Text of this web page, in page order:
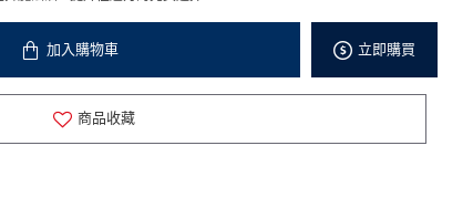
加入購物車 立即購買
商品收藏